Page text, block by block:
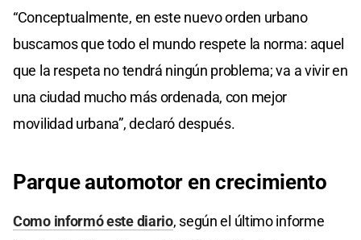
“Conceptualmente, en este nuevo orden urbano
buscamos que todo el mundo respete la norma: aquel
que la respeta no tendrá ningún problema; va a vivir en
una ciudad mucho más ordenada, con mejor
movilidad urbana”, declaró después.
Parque automotor en crecimiento
Como informó este diario, según el último informe